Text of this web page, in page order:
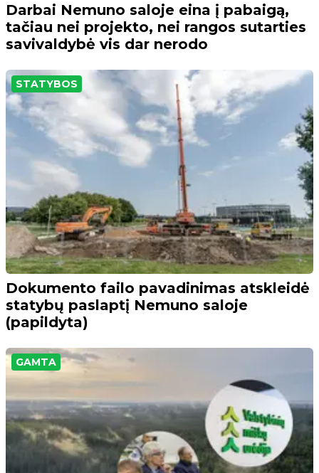
Darbai Nemuno saloje eina į pabaigą,
tačiau nei projekto, nei rangos sutarties
savivaldybė vis dar nerodo
STATYBOS
Dokumento failo pavadinimas atskleidė
statybų paslaptį Nemuno saloje
(papildyta)
GAMTA